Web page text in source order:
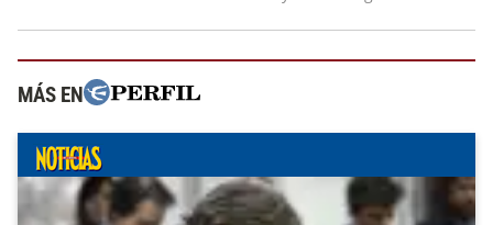
MÁS EN